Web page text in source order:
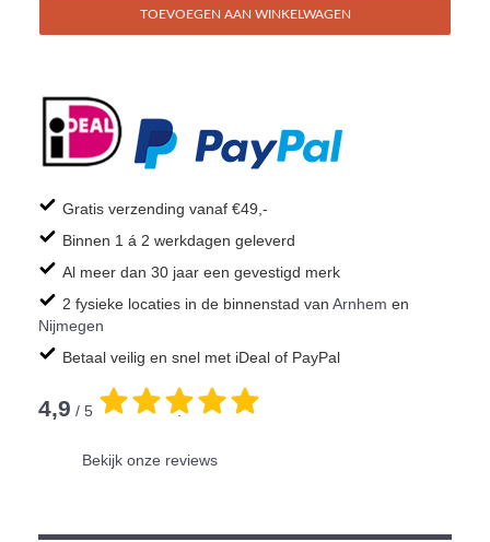
TOEVOEGEN AAN WINKELWAGEN
Gratis verzending vanaf €49,-
Binnen 1 á 2 werkdagen geleverd
Al meer dan 30 jaar een gevestigd merk
2 fysieke locaties in de binnenstad van Arnhem en
Nijmegen
Betaal veilig en snel met iDeal of PayPal
4,9 / 5 .
Bekijk onze reviews